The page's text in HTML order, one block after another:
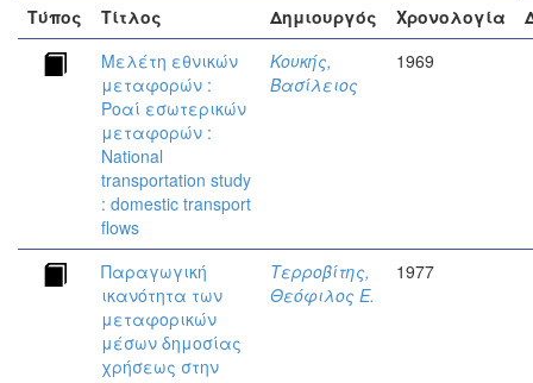
Τύπος
Τίτλος Δημιουργός Χρονολογία
Μελέτη εθνικών
μεταφορών :
Ροαί εσωτερικών
μεταφορών :
National
transportation study
: domestic transport
flows
Κουκής,
Βασίλειος
1969
Παραγωγική
ικανότητα των
μεταφορικών
μέσων δημοσίας
χρήσεως στην
Τερροβίτης,
Θεόφιλος Ε.
1977